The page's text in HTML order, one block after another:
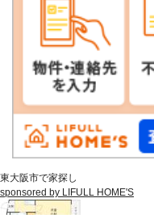
東大阪市で家探し
sponsored by LIFULL HOME'S